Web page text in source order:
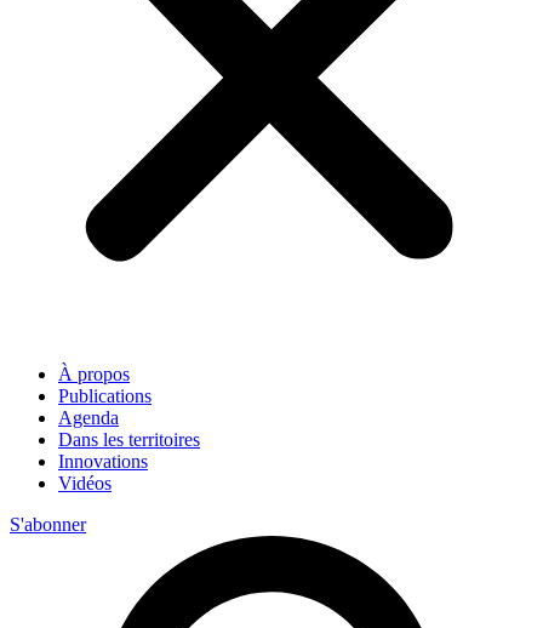
À propos
Publications
Agenda
Dans les territoires
Innovations
Vidéos
S'abonner